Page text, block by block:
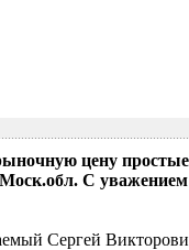
цену
Моск.обл. С
Сергей